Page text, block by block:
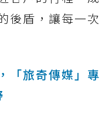
後盾，讓每一次
「旅奇傳媒」專